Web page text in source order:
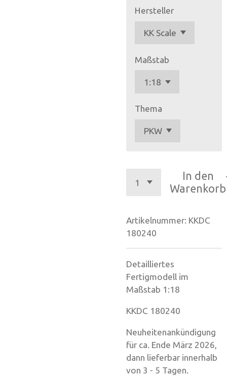
Hersteller
Maßstab
Thema
In den
Warenkorb
Artikelnummer: KKDC
180240
Detailliertes
Fertigmodell im
Maßstab 1:18
KKDC 180240
Neuheitenankündigung
für ca. Ende März 2026,
dann lieferbar innerhalb
von 3 - 5 Tagen.